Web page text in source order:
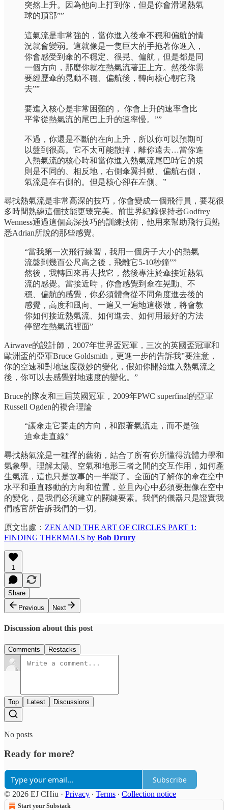
突然上升。因為他向上打到你，但是你會滑過熱氣
球的頂部””
這氣流是非常強的，當你進入後傘不穩和偏航的情
況就會變弱。這就像是一隻巨大的手拖著你進入，
你會感受到傘的不穩定、很晃、偏航，但是都是同
一個方向，那麼你就在熱氣流著正上方。然後你需
要經歷傘的晃動不穩、偏航後，轉向核心朝它飛
去””
要進入核心是非常困難的， 你會上升的速率會比
平常從熱氣流的尾巴上升的速率慢。””
不過，你還是不斷的在向上升，所以你可以預期可
以盤到很高。它不太可能散掉，離你遠去…當你進
入熱氣流的核心時和當你進入熱氣流尾巴時它的規
則是不同的、相反地，右側傘翼抖動、偏航右側，
氣流是在右側的。但是核心卻在左側。”
尋找熱氣流是非常高深的技巧，你會變成一個飛行員，要花很
多時間熟練這個技能更臻完美。前世界紀錄保持者Godfrey
Wenness通過這個高深技巧的訓練技術，他用來幫助飛行員熟
悉Adrian所說的那些感覺。
“當我第一次飛行練習，我用一個房子大小的熱氣
流盤到幾百公尺高之後，飛離它5-10秒鐘””
然後，我轉回來再去找它，然後專注於傘接近熱氣
流的感覺。當接近時，你會感覺到傘在晃動、不
穩、偏航的感覺，你必須體會從不同角度進去後的
感覺，高度和風向。一遍又一遍地這樣做，將會教
你如何接近熱氣流、如何進去、如何用最好的方法
停留在熱氣流裡面”
Airwave的設計師，2007年世界盃冠軍，三次的英國盃冠軍和
歐洲盃的亞軍Bruce Goldsmith，更進一步的告訴我”要注意，
你的空速和對地速度微妙的變化，假如你開始進入熱氣流之
後，你可以去感覺對地速度的變化。”
Bruce的隊友和三屆英國冠軍，2009年PWC superfinal的亞軍
Russell Ogden的複合理論
“讓傘走它要走的方向，和跟著氣流走，而不是強
迫傘走直線”
尋找熱氣流是一種禪的藝術，結合了所有你所懂得流體力學和
氣象學。理解太陽、空氣和地形三者之間的交互作用，如何產
生氣流，這也只是故事的一半罷了。全面的了解你的傘在空中
水平和垂直移動的方向和位置，並且內心中必須要想像在空中
的變化，是我們必須建立的關鍵要素。我們的儀器只是證實我
們感官所告訴我們的一切。
原文出處： ZEN AND THE ART OF CIRCLES PART 1:
FINDING THERMALS by Bob Drury
1
Share
Previous
Next
Discussion about this post
Comments Restacks
Top Latest Discussions
No posts
Ready for more?
Subscribe
© 2026 EJ CHiu · Privacy ∙ Terms ∙ Collection notice
Start your Substack